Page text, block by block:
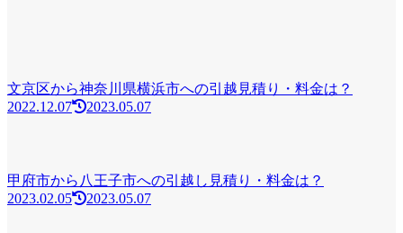
文京区から神奈川県横浜市への引越見積り・料金は？
2022.12.07
2023.05.07
甲府市から八王子市への引越し見積り・料金は？
2023.02.05
2023.05.07